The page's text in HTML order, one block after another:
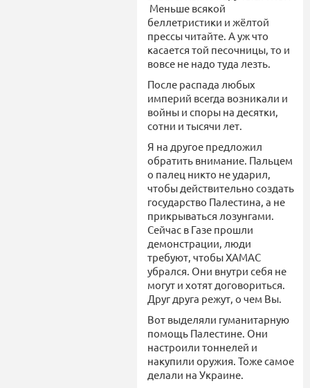
Меньше всякой
беллетристики и жёлтой
прессы читайте. А уж что
касается той песочницы, то и
вовсе не надо туда лезть.
После распада любых
империй всегда возникали и
войны и споры на десятки,
сотни и тысячи лет.
Я на другое предложил
обратить внимание. Пальцем
о палец никто не ударил,
чтобы действительно создать
государство Палестина, а не
прикрываться лозунгами.
Сейчас в Газе прошли
демонстрации, люди
требуют, чтобы ХАМАС
убрался. Они внутри себя не
могут и хотят договориться.
Друг друга режут, о чем Вы.
Вот выделяли гуманитарную
помощь Палестине. Они
настроили тоннелей и
накупили оружия. Тоже самое
делали на Украине.